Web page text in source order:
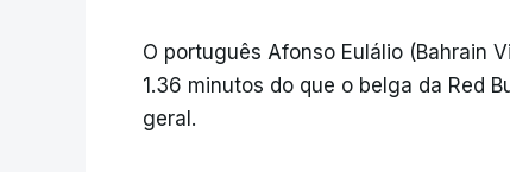
O português Afonso Eulálio (Bahrain
1.36 minutos do que o belga da Red
geral.